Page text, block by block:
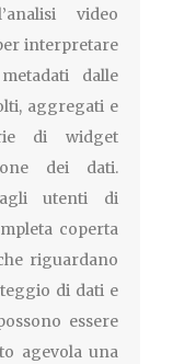
video
interpretare
dalle
aggregati e
di widget
dei dati.
utenti di
coperta
riguardano
di dati e
essere
agevola una